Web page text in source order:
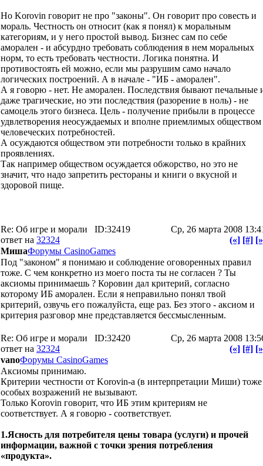
Но Korovin говорит не про "законы". Он говорит про совесть и
мораль. Честность он относит (как я понял) к моральным
категориям, и у него простой вывод. Бизнес сам по себе
аморален - и абсурдно требовать соблюдения в нем моральных
норм, то есть требовать честности. Логика понятна. И
противостоять ей можно, если мы разрушим само начало
логических построений. А в начале - "ИБ - аморален".
А я говорю - нет. Не аморален. Последствия бывают печальные
даже трагические, но эти последствия (разорение в ноль) - не
самоцель этого бизнеса. Цель - получение прибыли в процессе
удвлетворения неосуждаемых и вполне приемлимых обществом
человеческих потребностей.
А осуждаются обществом эти потребности только в крайних
проявлениях.
Так например обществом осуждается обжорство, но это не
значит, что надо запретить рестораны и книги о вкусной и
здоровой пище.
Re: Об игре и морали
ID:32419
ответ на 32324
Ср, 26 марта 2008
(«] [#]
МишаФорумы CasinoGames
Под "законом" я понимаю и соблюдение оговоренных правил
тоже. С чем конкретно из моего поста ты не согласен ? Ты
аксиомы принимаешь ? Коровин дал критерий, согласно
которому ИБ аморален. Если я неправильно понял твой
критерий, озвучь его пожалуйста, еще раз. Без этого - аксиом и
критерия разговор мне представляется бессмысленным.
Re: Об игре и морали
ID:32420
ответ на 32324
Ср, 26 марта 2008
(«] [#]
vanoФорумы CasinoGames
Аксиомы принимаю.
Критерии честности от Korovin-а (в интерпретации Миши) тоже
особых возражений не вызывают.
Только Korovin говорит, что ИБ этим критериям не
соответствует. А я говорю - соответствует.
1.Ясность для потребителя цены товара (услуги) и прочей
информации, важной с точки зрения потребления
«продукта».